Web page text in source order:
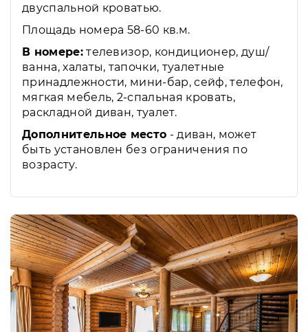
двуспальной кроватью.
Площадь номера 58-60 кв.м.
В номере:телевизор, кондиционер, душ/
ванна, халаты, тапочки, туалетные
принадлежности, мини-бар, сейф, телефон,
мягкая мебель, 2-спальная кровать,
раскладной диван, туалет.
Дополнительное место - диван, может
быть установлен без ограничения по
возрасту.